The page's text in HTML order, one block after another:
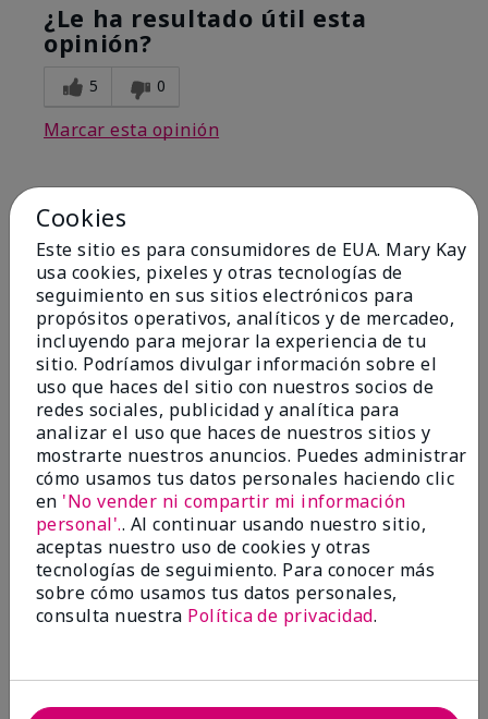
¿Le ha resultado útil esta
opinión?
5 0
Marcar esta opinión
Best Make-up Brushes Ever
EnviadoHace 10 meses
porSharon
de Summerville, SC
Comprador verificado
Evaluado en
marykay.com/en-us/
Comentarios sobre Mary Kay® Essential Brush
Collection
I Love the Awesomeness these Brushes do! Appling
your make-up on my face fills so Great. And Looks so
smooth and Beautiful!
Mostrar Traducción
Cookies
Este sitio es para consumidores de EUA. Mary Kay
usa cookies, pixeles y otras tecnologías de
seguimiento en sus sitios electrónicos para
propósitos operativos, analíticos y de mercadeo,
incluyendo para mejorar la experiencia de tu
sitio. Podríamos divulgar información sobre el
uso que haces del sitio con nuestros socios de
redes sociales, publicidad y analítica para
analizar el uso que haces de nuestros sitios y
mostrarte nuestros anuncios. Puedes administrar
cómo usamos tus datos personales haciendo clic
en 'No vender ni compartir mi información
personal'.. Al continuar usando nuestro sitio,
aceptas nuestro uso de cookies y otras
tecnologías de seguimiento. Para conocer más
sobre cómo usamos tus datos personales,
consulta nuestra Política de privacidad.